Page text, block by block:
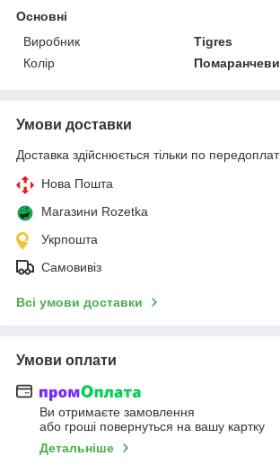
Основні
Виробник
Tigres
Колір
Умови доставки
Доставка здійснюється тільки по
Нова Пошта
Магазини Rozetka
Укрпошта
Самовивіз
Всі умови доставки
Умови оплати
Ви отримаєте замовлення
або гроші повернуться на вашу картку
Детальніше